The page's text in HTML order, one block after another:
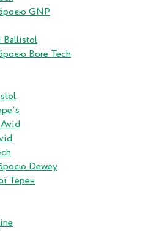
GNP
Ballistol
Bore Tech
Dewey
Терен